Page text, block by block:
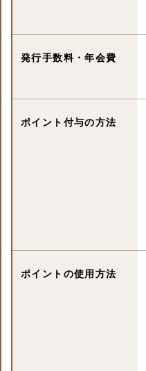
発行手数料・年会費
ポイント付与の方法
ポイントの使用方法